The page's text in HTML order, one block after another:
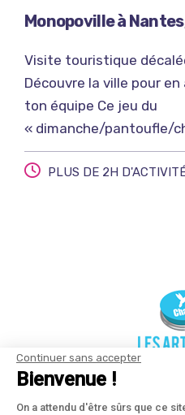
Continuer sans accepter
Bienvenue !
On a attendu d'être sûrs que ce
Monopoville à
Visite touristique
Découvre la ville pour
ton équipe Ce jeu du
« dimanche/pantoufle/
PLUS DE 2H